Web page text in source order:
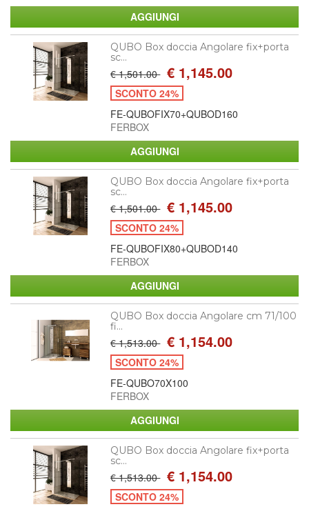
QUBO Box doccia Angolare fix+porta
sc...
€ 1,501.00 € 1,145.00
SCONTO 24%
FE-QUBOFIX70+QUBOD160
FERBOX
QUBO Box doccia Angolare fix+porta
sc...
€ 1,501.00 € 1,145.00
SCONTO 24%
FE-QUBOFIX80+QUBOD140
FERBOX
QUBO Box doccia Angolare cm 71/100
fi...
€ 1,513.00 € 1,154.00
SCONTO 24%
FE-QUBO70X100
FERBOX
QUBO Box doccia Angolare fix+porta
sc...
€ 1,513.00 € 1,154.00
SCONTO 24%